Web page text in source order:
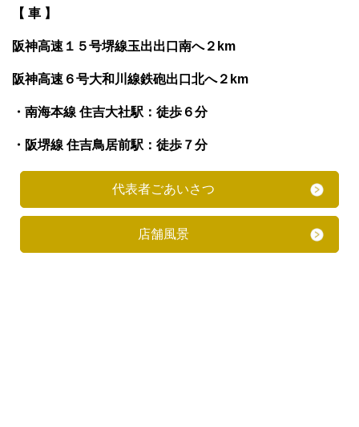
【 車 】
阪神高速１５号堺線玉出出口南へ２km
阪神高速６号大和川線鉄砲出口北へ２km
・南海本線 住吉大社駅：徒歩６分
・阪堺線 住吉鳥居前駅：徒歩７分
代表者ごあいさつ
店舗風景